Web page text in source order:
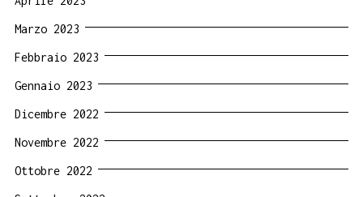
Marzo 2023
Febbraio 2023
Gennaio 2023
Dicembre 2022
Novembre 2022
Ottobre 2022